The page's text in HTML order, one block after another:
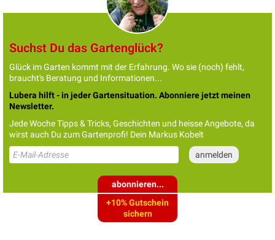
Suchst Du das Gartenglück?
Glück im Garten kommt mit der Erfahrung. Wo sie (noch) fehlt,
braucht's Beratung und Informationen...
Lubera hilft - in jeder Gartensituation. Abonniere jetzt meinen
Newsletter.
Jede Woche Tipps & Tricks, Geschichten und heisse Angebote, da
wirst auch Du zum Gartenprofi! Dein Markus Kobelt
abonnieren...
+10% Gutschein
sichern